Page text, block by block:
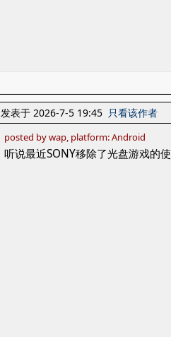
发表于 2026-7-5 19:45 只看该作者
posted by wap, platform: Android
听说最近SONY移除了光盘游戏的